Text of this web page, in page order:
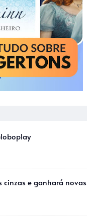
cinzas e ganhará novas